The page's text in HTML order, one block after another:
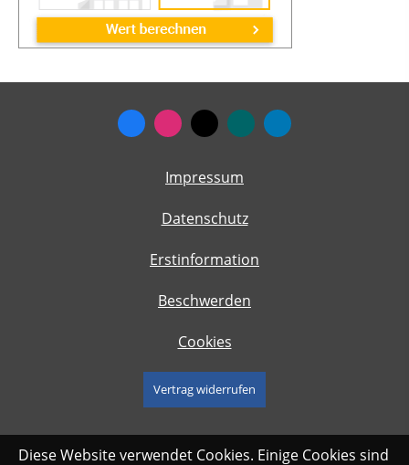
Impressum
Datenschutz
Erstinformation
Beschwerden
Cookies
Vertrag widerrufen
Diese Website verwendet Cookies. Einige Cookies sind